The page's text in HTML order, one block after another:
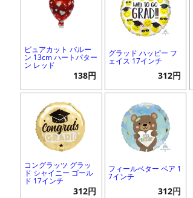
ピュアカット バルー
ン 13cm ハートパター
ン レッド
138円
グラッド ハッピー フ
ェイス 17インチ
312円
コングラッツ グラッ
ド シャイニー ゴール
ド 17インチ
312円
フィールベター ベア 1
7インチ
312円